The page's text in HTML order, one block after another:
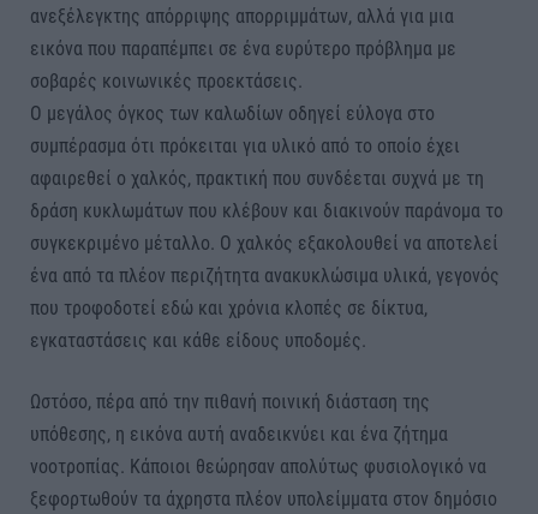
ανεξέλεγκτης απόρριψης απορριμμάτων, αλλά για μια
εικόνα που παραπέμπει σε ένα ευρύτερο πρόβλημα με
σοβαρές κοινωνικές προεκτάσεις.
Ο μεγάλος όγκος των καλωδίων οδηγεί εύλογα στο
συμπέρασμα ότι πρόκειται για υλικό από το οποίο έχει
αφαιρεθεί ο χαλκός, πρακτική που συνδέεται συχνά με τη
δράση κυκλωμάτων που κλέβουν και διακινούν παράνομα το
συγκεκριμένο μέταλλο. Ο χαλκός εξακολουθεί να αποτελεί
ένα από τα πλέον περιζήτητα ανακυκλώσιμα υλικά, γεγονός
που τροφοδοτεί εδώ και χρόνια κλοπές σε δίκτυα,
εγκαταστάσεις και κάθε είδους υποδομές.
Ωστόσο, πέρα από την πιθανή ποινική διάσταση της
υπόθεσης, η εικόνα αυτή αναδεικνύει και ένα ζήτημα
νοοτροπίας. Κάποιοι θεώρησαν απολύτως φυσιολογικό να
ξεφορτωθούν τα άχρηστα πλέον υπολείμματα στον δημόσιο